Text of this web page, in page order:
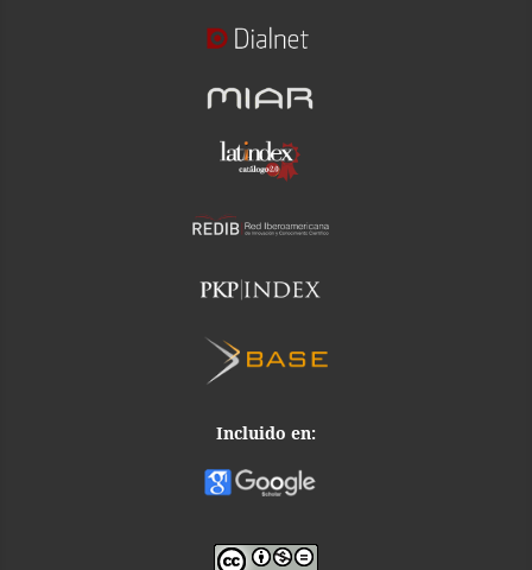
Incluido en: